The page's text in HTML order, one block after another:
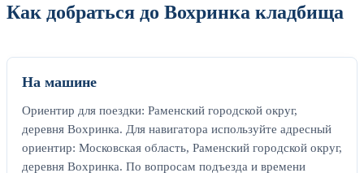
Как добраться до Вохринка кладбища
На машине
Ориентир для поездки: Раменский городской округ,
деревня Вохринка. Для навигатора используйте адресный
ориентир: Московская область, Раменский городской округ,
деревня Вохринка. По вопросам подъезда и времени